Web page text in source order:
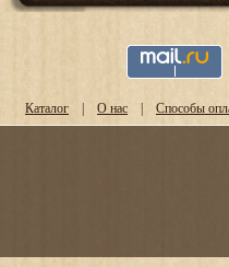
Каталог | О нас | Способы